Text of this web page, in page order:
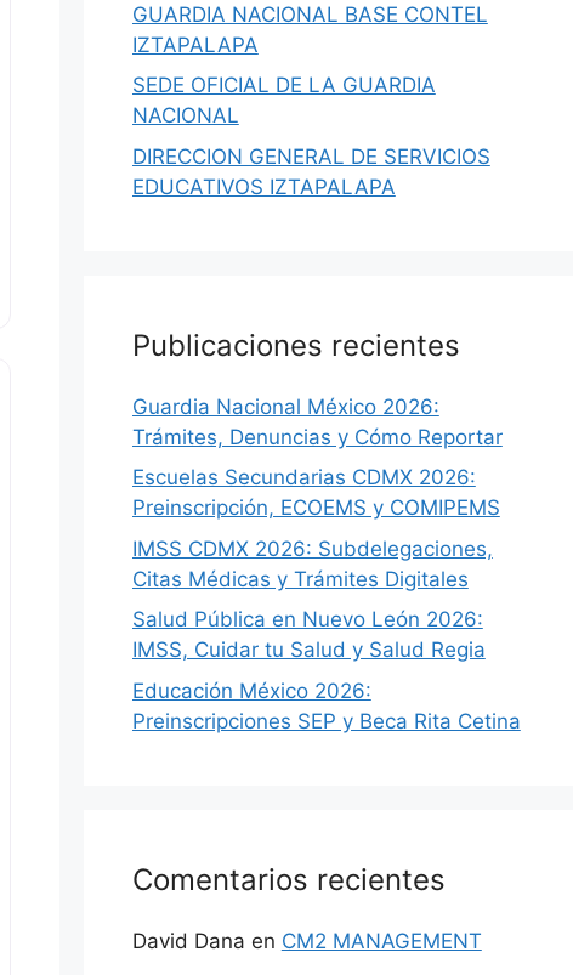
GUARDIA NACIONAL BASE CONTEL
IZTAPALAPA
SEDE OFICIAL DE LA GUARDIA
NACIONAL
DIRECCION GENERAL DE SERVICIOS
EDUCATIVOS IZTAPALAPA
Publicaciones recientes
Guardia Nacional México 2026:
Trámites, Denuncias y Cómo Reportar
Escuelas Secundarias CDMX 2026:
Preinscripción, ECOEMS y COMIPEMS
IMSS CDMX 2026: Subdelegaciones,
Citas Médicas y Trámites Digitales
Salud Pública en Nuevo León 2026:
IMSS, Cuidar tu Salud y Salud Regia
Educación México 2026:
Preinscripciones SEP y Beca Rita Cetina
Comentarios recientes
David Dana en CM2 MANAGEMENT